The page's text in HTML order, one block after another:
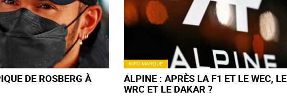
DE ROSBERG À
INFO MARQUE
ALPINE : APRÈS LA F1 ET LE WEC, LE
WRC ET LE DAKAR ?